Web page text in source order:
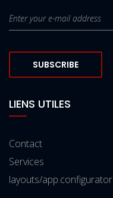
SUBSCRIBE
LIENS UTILES
Contact
Services
layouts/app.configurator